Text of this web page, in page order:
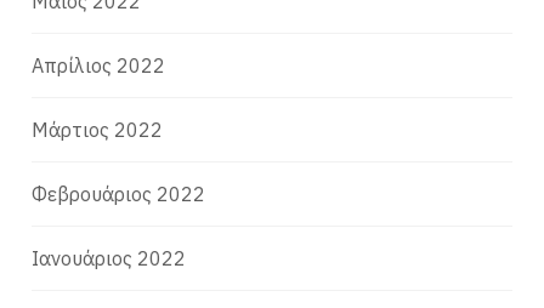
Απρίλιος 2022
Μάρτιος 2022
Φεβρουάριος 2022
Ιανουάριος 2022